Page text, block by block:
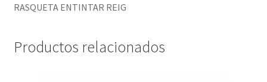
RASQUETA ENTINTAR REIG
Productos relacionados